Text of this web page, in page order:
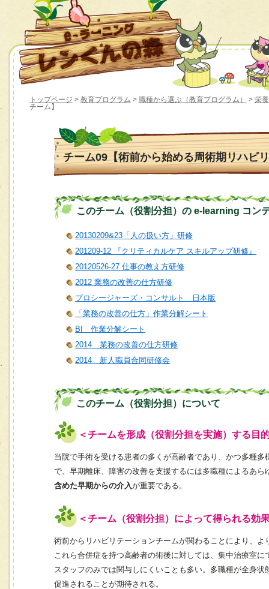
トップページ > 教育プログラム > 職種から選ぶ（教育プログラム） > 栄
チーム】
チーム09【術前から始める周術期リハビ
このチーム（役割分担）の e-learning コン
20130209&23「人の扱い方」研修
201209-12 『クリティカルケア スキルアップ研修』
20120526-27 仕事の教え方研修
2012 業務の改善の仕方研修
プロシージャーズ・コンサルト 日本版
「業務の改善の仕方」作業分解シート
BI 作業分解シート
2014 業務の改善の仕方研修
2014 新人職員合同研修会
このチーム（役割分担）について
＜チームを形成（役割分担を実施）する目
当院で手術を受ける患者の多くが高齢者であり、かつ多種
で、早期離床、障害の改善を支援するには多職種によるあ
含めた早期からの介入が重要である。
＜チーム（役割分担）によって得られる効
術前からリハビリテーションチームが関わることにより、
これら合併症を持つ高齢者の術後に対しては、集中治療室
スタッフのみでは関与しにくいことも多い。多職種が全身
促進されることが期待される。